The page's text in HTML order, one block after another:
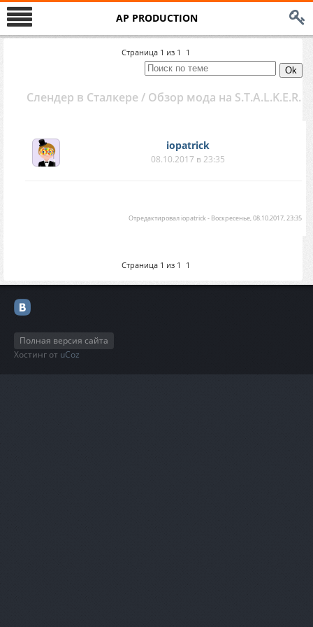
AP PRODUCTION
Страница 1 из 1 1
Слендер в Сталкере / Обзор мода на S.T.A.L.K.E.R.
iopatrick
08.10.2017 в 23:35
Отредактировал iopatrick- Воскресенье, 08.10.2017, 23:35
Страница 1 из 1 1
Полная версия сайта
Хостинг от uCoz